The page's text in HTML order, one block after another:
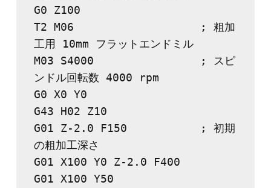
G0 Z100
T2 M06                   ; 粗加
工用 10mm フラットエンドミル
M03 S4000                ; スピ
ンドル回転数 4000 rpm
G0 X0 Y0
G43 H02 Z10
G01 Z-2.0 F150           ; 初期
の粗加工深さ
G01 X100 Y0 Z-2.0 F400
G01 X100 Y50